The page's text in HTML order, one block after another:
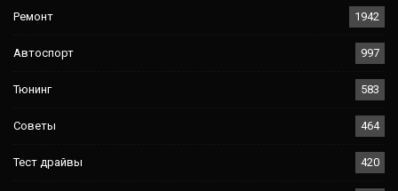
Ремонт 1942
Автоспорт 997
Тюнинг 583
Советы 464
Тест драйвы 420